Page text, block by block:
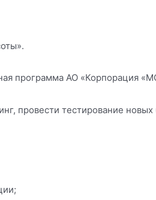
программа АО «Корпорация
провести тестирование